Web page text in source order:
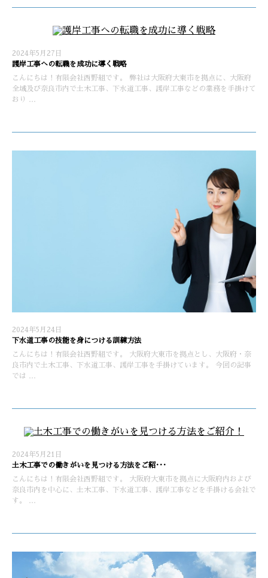
2024年5月27日
護岸工事への転職を成功に導く戦略
こんにちは！有限会社西野組です。 弊社は大阪府大東市を拠点に、大阪府
全域及び奈良市内で土木工事、下水道工事、護岸工事などの業務を手掛けて
おり …
2024年5月24日
下水道工事の技能を身につける訓練方法
こんにちは！有限会社西野組です。 大阪府大東市を拠点とし、大阪府・奈
良市内で土木工事、下水道工事、護岸工事を手掛けています。 今回の記事
では …
2024年5月21日
土木工事での働きがいを見つける方法をご紹･･･
こんにちは！有限会社西野組です。 大阪府大東市を拠点に大阪府内および
奈良市内を中心に、土木工事、下水道工事、護岸工事などを手掛ける会社で
す。 …